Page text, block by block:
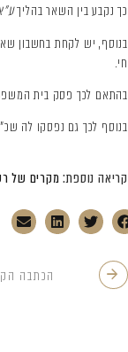
כך נקבע בין השאר בהליךע"א 323/89, קוהרי
בנוסף, יש לקחת בחשבון
חי.
בהתאם לכך פסק בית המשפט לתובעת פיצויים בסך כולל של 292,000 ₪, שכללו
בנוסף לכך גם נפסקו לה
קריאה נוספת: מקרים של
הכתבה